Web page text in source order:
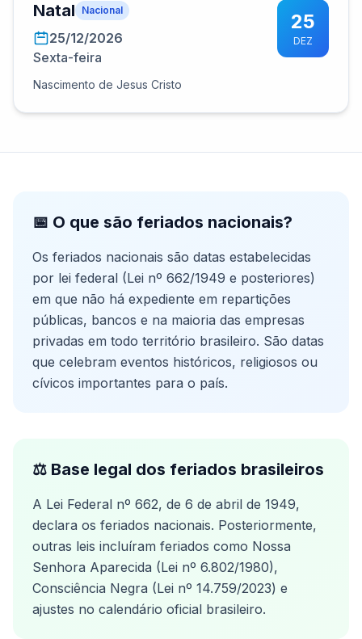
Natal Nacional
25/12/2026
Sexta-feira
Nascimento de Jesus Cristo
25
DEZ
📅 O que são feriados nacionais?
Os feriados nacionais são datas estabelecidas
por lei federal (Lei nº 662/1949 e posteriores)
em que não há expediente em repartições
públicas, bancos e na maioria das empresas
privadas em todo território brasileiro. São datas
que celebram eventos históricos, religiosos ou
cívicos importantes para o país.
⚖️ Base legal dos feriados brasileiros
A Lei Federal nº 662, de 6 de abril de 1949,
declara os feriados nacionais. Posteriormente,
outras leis incluíram feriados como Nossa
Senhora Aparecida (Lei nº 6.802/1980),
Consciência Negra (Lei nº 14.759/2023) e
ajustes no calendário oficial brasileiro.